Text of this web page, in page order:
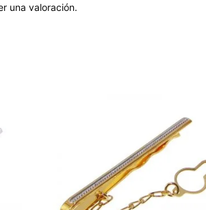
una valoración.